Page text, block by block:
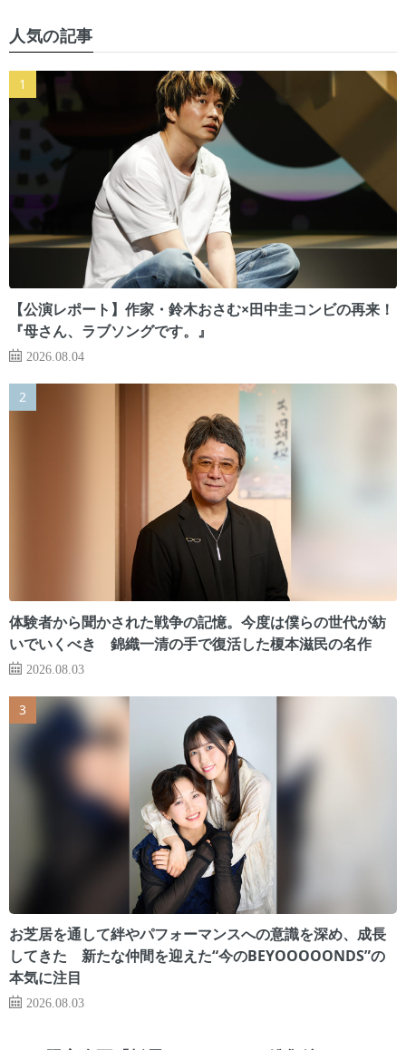
人気の記事
【公演レポート】作家・鈴木おさむ×田中圭コンビの再来！
『母さん、ラブソングです。』
2026.08.04
体験者から聞かされた戦争の記憶。今度は僕らの世代が紡
いでいくべき 錦織一清の手で復活した榎本滋民の名作
2026.08.03
お芝居を通して絆やパフォーマンスへの意識を深め、成長
してきた 新たな仲間を迎えた“今のBEYOOOOONDS”の
本気に注目
2026.08.03